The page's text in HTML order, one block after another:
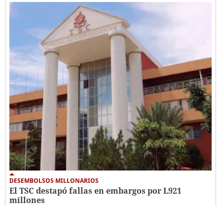
DESEMBOLSOS MILLONARIOS
El TSC destapó fallas en embargos por L921
millones